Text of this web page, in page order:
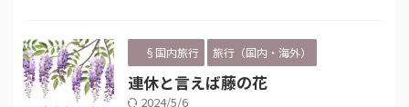
§国内旅行 旅行（国内・海外）
連休と言えば藤の花
2024/5/6